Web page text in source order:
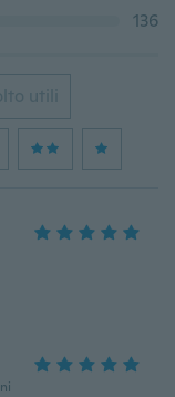
136
utili